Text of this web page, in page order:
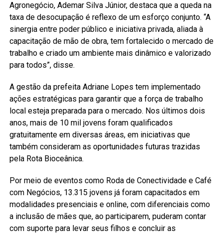
Agronegócio, Ademar Silva Júnior, destaca que a queda na
taxa de desocupação é reflexo de um esforço conjunto. “A
sinergia entre poder público e iniciativa privada, aliada à
capacitação de mão de obra, tem fortalecido o mercado de
trabalho e criado um ambiente mais dinâmico e valorizado
para todos”, disse.
A gestão da prefeita Adriane Lopes tem implementado
ações estratégicas para garantir que a força de trabalho
local esteja preparada para o mercado. Nos últimos dois
anos, mais de 10 mil jovens foram qualificados
gratuitamente em diversas áreas, em iniciativas que
também consideram as oportunidades futuras trazidas
pela Rota Bioceânica.
Por meio de eventos como Roda de Conectividade e Café
com Negócios, 13.315 jovens já foram capacitados em
modalidades presenciais e online, com diferenciais como
a inclusão de mães que, ao participarem, puderam contar
com suporte para levar seus filhos e concluir as